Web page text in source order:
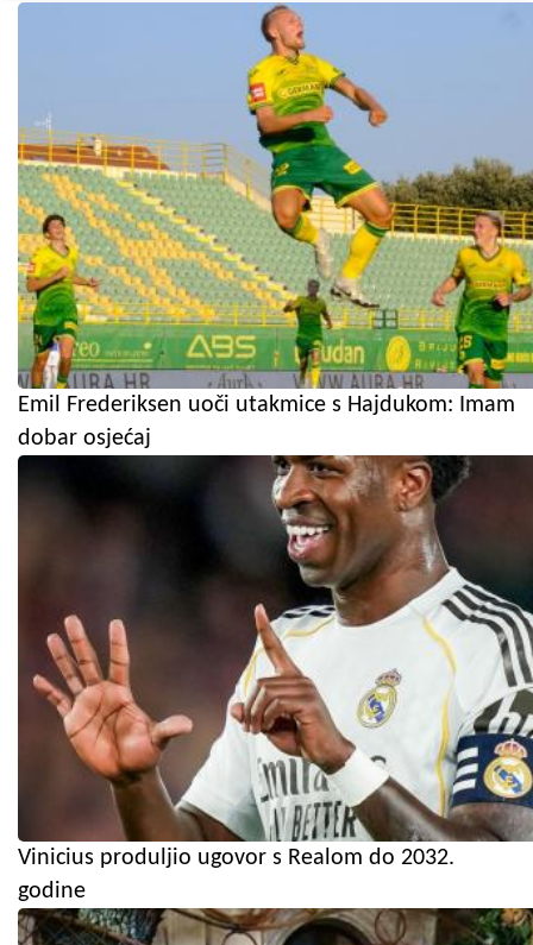
Emil Frederiksen uoči utakmice s Hajdukom: Imam
dobar osjećaj
Vinicius produljio ugovor s Realom do 2032.
godine